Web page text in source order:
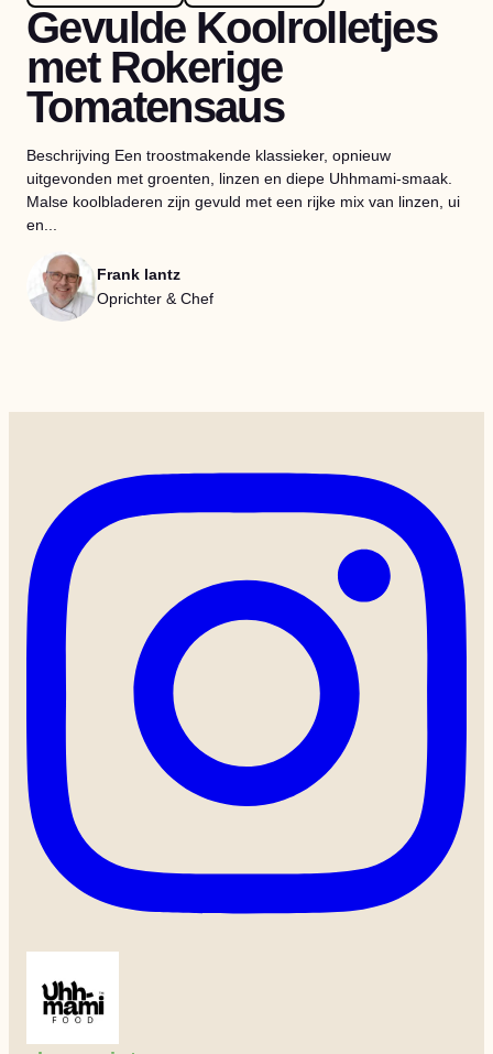
Gevulde Koolrolletjes
met Rokerige
Tomatensaus
Beschrijving Een troostmakende klassieker, opnieuw
uitgevonden met groenten, linzen en diepe Uhhmami-smaak.
Malse koolbladeren zijn gevuld met een rijke mix van linzen, ui
en...
Frank lantz
Oprichter & Chef